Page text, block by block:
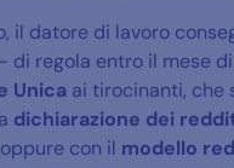
il datore di lavoro
di regola entro il mese
Unica ai tirocinanti, che
dichiarazione dei
con il modello